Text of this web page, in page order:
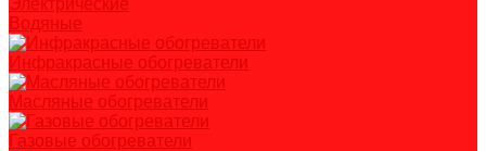
Электрические
Водяные
Инфракрасные обогреватели
Масляные обогреватели
Газовые обогреватели